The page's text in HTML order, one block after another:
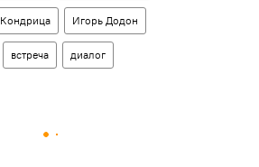
Кондрица Игорь Додон
встреча диалог